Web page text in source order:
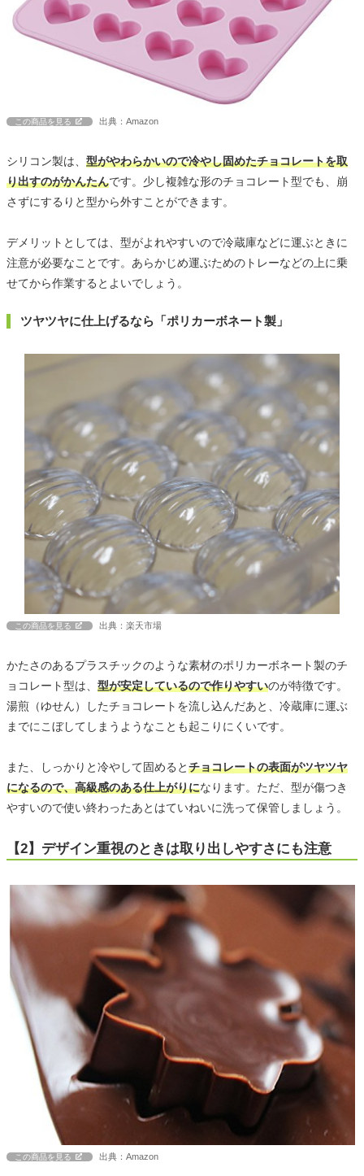
この商品を見る 出典：Amazon
シリコン製は、 型がやわらかいので冷やし固めたチョコレートを取
り出すのがかんたんです。少し複雑な形のチョコレート型でも、崩
さずにするりと型から外すことができます。
デメリットとしては、型がよれやすいので冷蔵庫などに運ぶときに
注意が必要なことです。あらかじめ運ぶためのトレーなどの上に乗
せてから作業するとよいでしょう。
ツヤツヤに仕上げるなら「ポリカーボネート製」
この商品を見る 出典：楽天市場
かたさのあるプラスチックのような素材のポリカーボネート製のチ
ョコレート型は、 型が安定しているので作りやすいのが特徴です。
湯煎（ゆせん）したチョコレートを流し込んだあと、冷蔵庫に運ぶ
までにこぼしてしまうようなことも起こりにくいです。
また、しっかりと冷やして固めるとチョコレートの表面がツヤツヤ
になるので、高級感のある仕上がりになります。ただ、型が傷つき
やすいので使い終わったあとはていねいに洗って保管しましょう。
【2】デザイン重視のときは取り出しやすさにも注意
この商品を見る 出典：Amazon